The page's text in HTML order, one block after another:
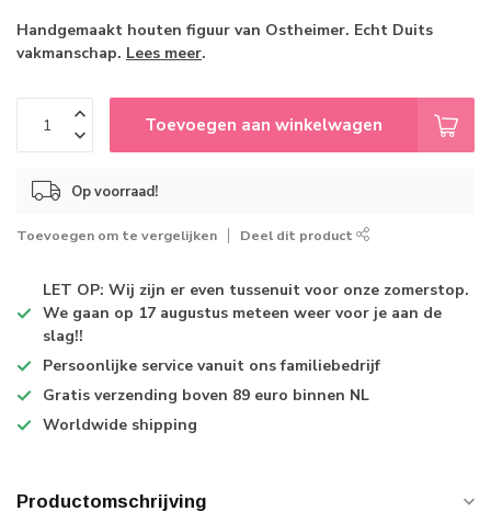
Handgemaakt houten figuur van Ostheimer. Echt Duits
vakmanschap. Lees meer.
Toevoegen aan winkelwagen
Op voorraad!
Toevoegen om te vergelijken Deel dit product
LET OP: Wij zijn er even tussenuit voor onze zomerstop.
We gaan op 17 augustus meteen weer voor je aan de
slag!!
Persoonlijke service vanuit ons familiebedrijf
Gratis verzending boven 89 euro binnen NL
Worldwide shipping
Productomschrijving